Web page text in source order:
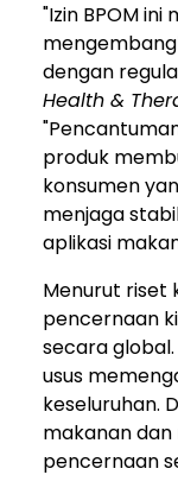
"Izin BPOM
dengan
Health &
produk
konsumen
menjaga
aplikasi
Menurut riset
pencernaan
secara
usus
keseluruhan.
makanan
pencernaan